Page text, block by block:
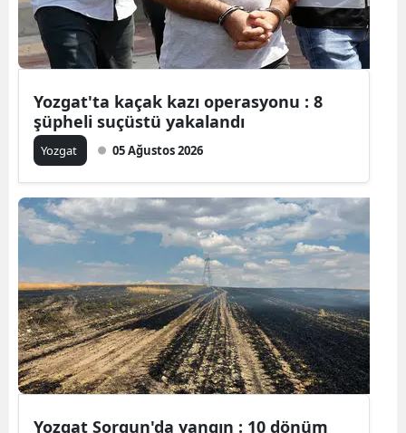
Edirne
Elazığ
Gaziantep
Giresun
Gümüşhane
Hakkari
Hatay
Isparta
Yozgat'ta kaçak kazı operasyonu : 8
şüpheli suçüstü yakalandı
Yozgat 05 Ağustos 2026
Yozgat Sorgun'da yangın : 10 dönüm